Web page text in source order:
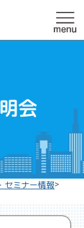
会
セミナー情報>